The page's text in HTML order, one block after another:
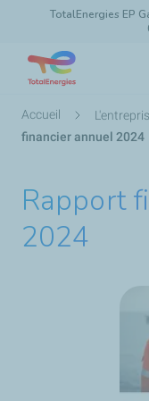
TotalEnergies EP
Lancer la
Fil
d'Ariane
Accueil
financier annuel 2024
Rapport
2024